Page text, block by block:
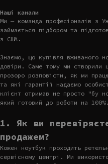
Наші канали
Ми — команда професіоналів з
займається підбором та
з США.
Знаємо, що купівля вживаного
довіри. Саме тому ми створили
прозоро розповісти, як ми
та які гарантії надаємо
клієнт отримав не просто "бу
який готовий до роботи на 100%.
1. Як ви
продажем?
Кожен ноутбук проходить
сервісному центрі. Ми